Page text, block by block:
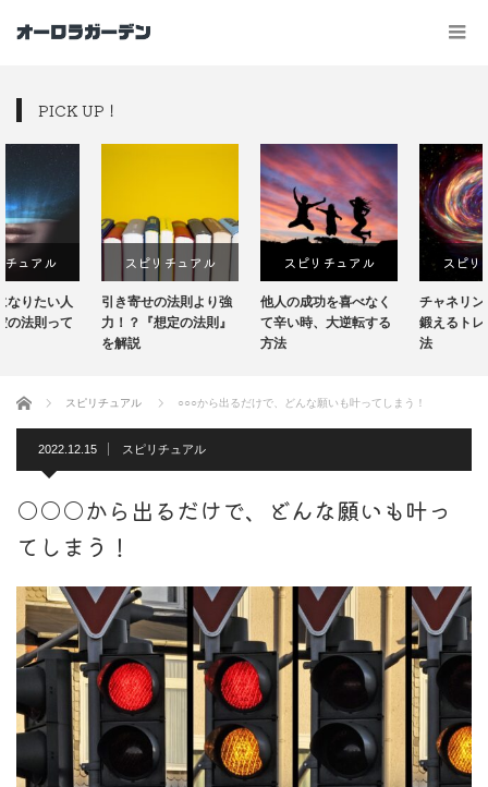
PICK UP！
スピリチュアル
引き寄せの法則より強
力！？『想定の法則』
スピリチュアル
他人の成功を喜べなく
て辛い時、大逆転する
スピリチュアル
チャネリングの能力を
鍛えるトレーニング方
ホーム スピリチュアル ○○○から出るだけで、どんな願いも叶ってしまう！
2022.12.15 スピリチュアル
○○○から出るだけで、どんな願いも叶っ
てしまう！